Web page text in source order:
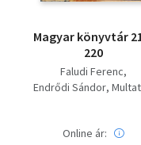
Magyar könyvtár
220
Faludi Ferenc
Endrődi Sándor
Gerhard Hauptmann
Online ár: